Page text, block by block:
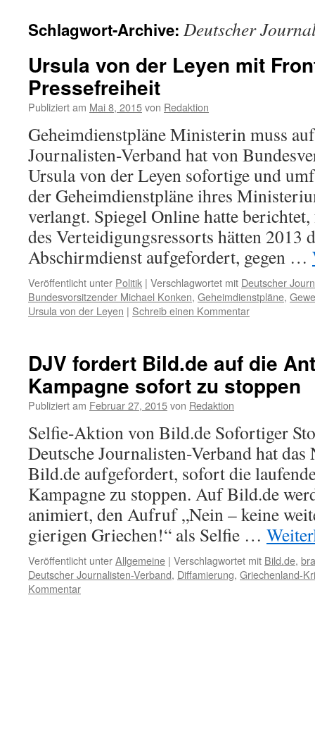
Schlagwort-Archive: Deutscher
Ursula von der Leyen mit
Pressefreiheit
Publiziert am Mai 8, 2015von Redaktion
Geheimdienstpläne Ministerin muss
Journalisten-Verband hat von
Ursula von der Leyen sofortige und
der Geheimdienstpläne ihres
verlangt. Spiegel Online hatte
des Verteidigungsressorts hätten 2013
Abschirmdienst aufgefordert, gegen …
Veröffentlicht unter Politik | Verschlagwortet mit Deutscher
Bundesvorsitzender Michael Konken, Geheimdienstpläne,
Ursula von der Leyen | Schreib einen Kommentar
DJV fordert Bild.de auf die
Kampagne sofort zu stoppen
Publiziert am Februar 27, 2015von Redaktion
Selfie-Aktion von Bild.de Sofortiger
Deutsche Journalisten-Verband hat
Bild.de aufgefordert, sofort die
Kampagne zu stoppen. Auf Bild.de
animiert, den Aufruf „Nein – keine
gierigen Griechen!“ als Selfie …
Veröffentlicht unterAllgemeine | Verschlagwortet mit Bild.de,
Deutscher Journalisten-Verband, Diffamierung, Griechenland-
Kommentar